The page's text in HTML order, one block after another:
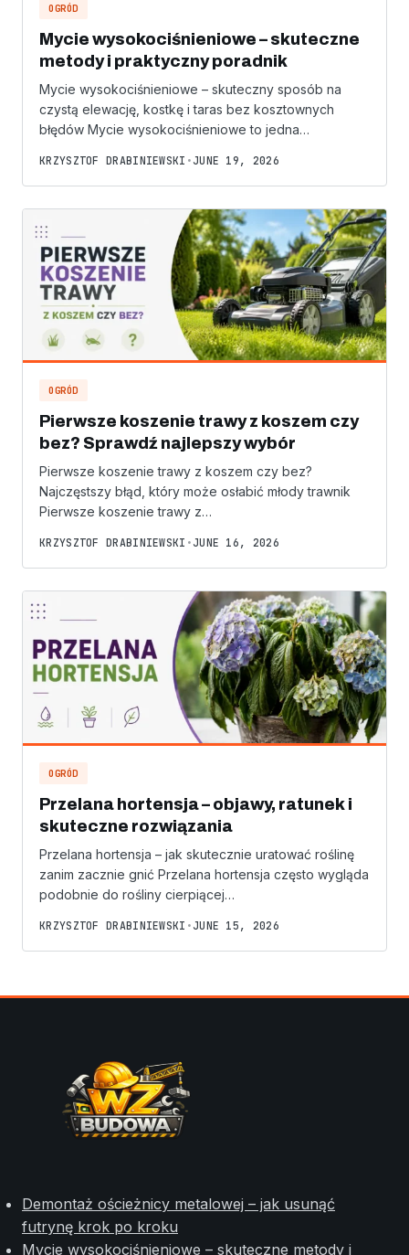
OGRÓD
Mycie wysokociśnieniowe – skuteczne
metody i praktyczny poradnik
Mycie wysokociśnieniowe – skuteczny sposób na
czystą elewację, kostkę i taras bez kosztownych
błędów Mycie wysokociśnieniowe to jedna…
KRZYSZTOF DRABINIEWSKI • JUNE 19, 2026
OGRÓD
Pierwsze koszenie trawy z koszem czy
bez? Sprawdź najlepszy wybór
Pierwsze koszenie trawy z koszem czy bez?
Najczęstszy błąd, który może osłabić młody trawnik
Pierwsze koszenie trawy z…
KRZYSZTOF DRABINIEWSKI • JUNE 16, 2026
OGRÓD
Przelana hortensja – objawy, ratunek i
skuteczne rozwiązania
Przelana hortensja – jak skutecznie uratować roślinę
zanim zacznie gnić Przelana hortensja często wygląda
podobnie do rośliny cierpiącej…
KRZYSZTOF DRABINIEWSKI • JUNE 15, 2026
Demontaż ościeżnicy metalowej – jak usunąć
futrynę krok po kroku
Mycie wysokociśnieniowe – skuteczne metody i